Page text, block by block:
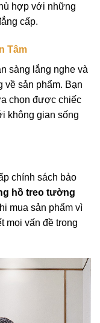
hợp với những
cấp.
Tâm
sàng lắng nghe và
về sản phẩm. Bạn
chọn được chiếc
không gian sống
chính sách bảo
hồ treo tường
mua sản phẩm vì
mọi vấn đề trong